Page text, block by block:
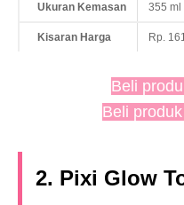
Ukuran Kemasan 355 ml
Kisaran Harga Rp.
Beli
Beli
2. Pixi Glow